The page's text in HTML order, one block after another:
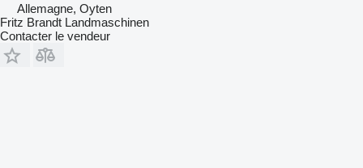
Allemagne, Oyten
Fritz Brandt Landmaschinen
Contacter le vendeur